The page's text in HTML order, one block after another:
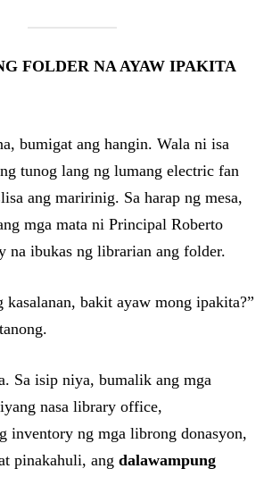
FOLDER NA AYAW IPAKITA
bumigat ang hangin. Wala ni isa
tunog lang ng lumang electric fan
ang maririnig. Sa harap ng mesa,
mga mata ni Principal Roberto
na ibukas ng librarian ang folder.
kasalanan, bakit ayaw mong ipakita?”
Sa isip niya, bumalik ang mga
nasa library office,
inventory ng mga librong donasyon,
pinakahuli, ang dalawampung